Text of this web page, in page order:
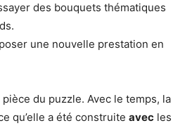
des bouquets thématiques
une nouvelle prestation en
du puzzle. Avec le temps, la
qu’elle a été construite avec les